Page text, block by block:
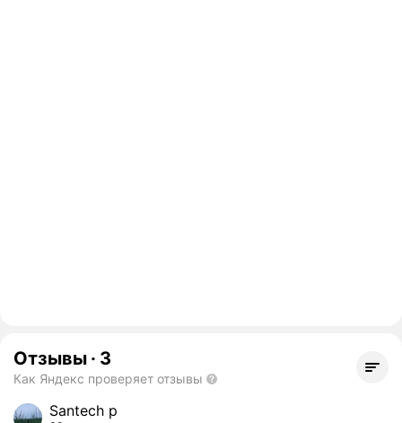
Отзывы · 3
Как Яндекс проверяет отзывы
Santech p